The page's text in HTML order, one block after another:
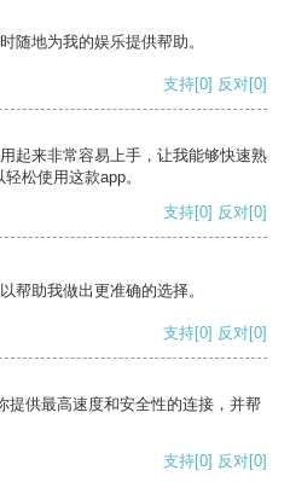
随地为我的娱乐提供帮助。
支持[0] 反对[0]
起来非常容易上手，让我能够快速熟
松使用这款app。
支持[0] 反对[0]
帮助我做出更准确的选择。
支持[0] 反对[0]
提供最高速度和安全性的连接，并帮
支持[0] 反对[0]